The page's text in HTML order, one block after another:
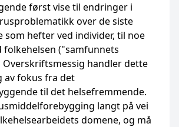
først vise til endringer i
over de siste
som hefter ved individer, til noe
folkehelsen ("samfunnets
Overskriftsmessig handler dette
av fokus fra det
til det helsefremmende.
langt på vei
domene, og må